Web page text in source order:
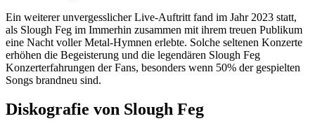
Ein weiterer unvergesslicher Live-Auftritt fand im Jahr 2023 statt,
als Slough Feg im Immerhin zusammen mit ihrem treuen Publikum
eine Nacht voller Metal-Hymnen erlebte. Solche seltenen Konzerte
erhöhen die Begeisterung und die legendären Slough Feg
Konzerterfahrungen der Fans, besonders wenn 50% der gespielten
Songs brandneu sind.
Diskografie von Slough Feg